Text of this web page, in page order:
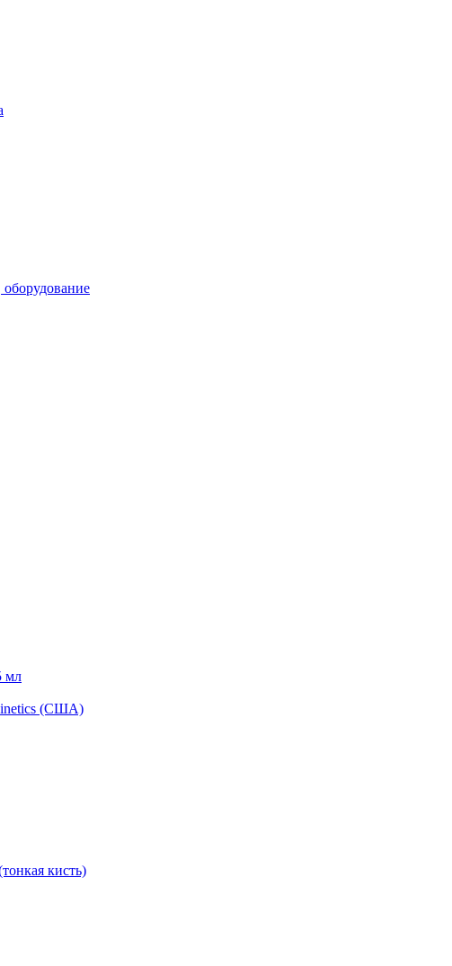
мл
(США)
кисть)